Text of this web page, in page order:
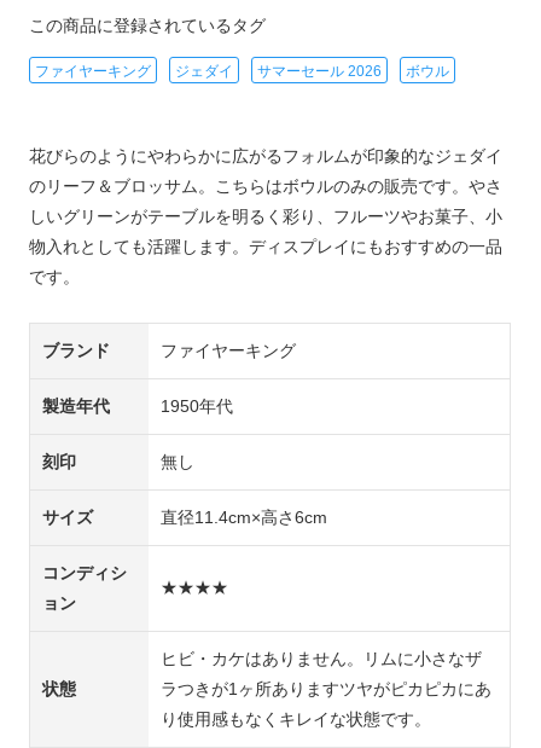
この商品に登録されているタグ
ファイヤーキング ジェダイ サマーセール 2026 ボウル
花びらのようにやわらかに広がるフォルムが印象的なジェダイ
のリーフ＆ブロッサム。こちらはボウルのみの販売です。やさ
しいグリーンがテーブルを明るく彩り、フルーツやお菓子、小
物入れとしても活躍します。ディスプレイにもおすすめの一品
です。
ブランド ファイヤーキング
製造年代 1950年代
刻印 無し
サイズ 直径11.4cm×高さ6cm
コンディシ
ョン
★★★★
状態
ヒビ・カケはありません。リムに小さなザ
ラつきが1ヶ所ありますツヤがピカピカにあ
り使用感もなくキレイな状態です。